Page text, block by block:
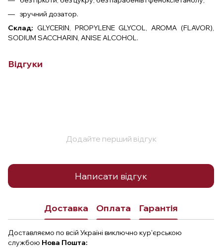
зручний дозатор.
Склад: GLYCERIN, PROPYLENE GLYCOL, AROMA (FLAVOR),
SODIUM SACCHARIN, ANISE ALCOHOL.
Відгуки
Додайте перший відгук
Написати відгук
Доставка Оплата Гарантія
Доставляємо по всій Україні виключно кур'єрською
службою Нова Пошта: